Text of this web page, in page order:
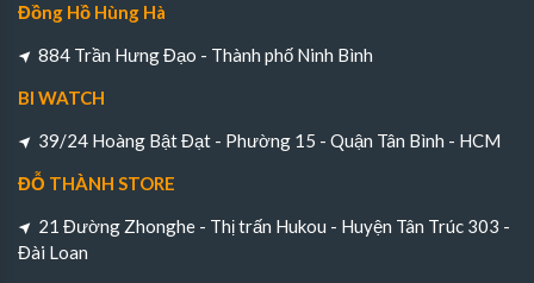
Đồng Hồ Hùng Hà
884 Trần Hưng Đạo - Thành phố Ninh Bình
BI WATCH
39/24 Hoàng Bật Đạt - Phường 15 - Quận Tân Bình - HCM
ĐỖ THÀNH STORE
21 Đường Zhonghe - Thị trấn Hukou - Huyện Tân Trúc 303 -
Đài Loan